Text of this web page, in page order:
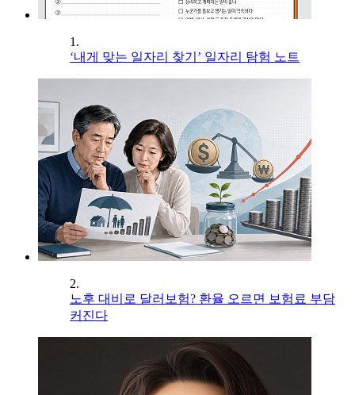
1.
‘내게 맞는 일자리 찾기’ 일자리 탐험 노트
2.
노후 대비로 달러보험? 환율 오르면 보험료 부담
커진다